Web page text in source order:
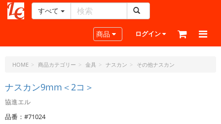
ー
ラ
ト・
ド
ッ
ト・
すべて
Toggle navigation
商品 ログイン
HOME 商品カテゴリー 金具 ナスカン その他ナスカン
ナスカン9mm＜2コ＞
協進エル
品番：#71024